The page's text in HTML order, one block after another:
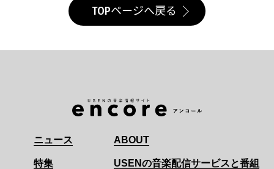
TOPページへ戻る
ニュース
特集
ABOUT
USENの音楽配信サービスと番組